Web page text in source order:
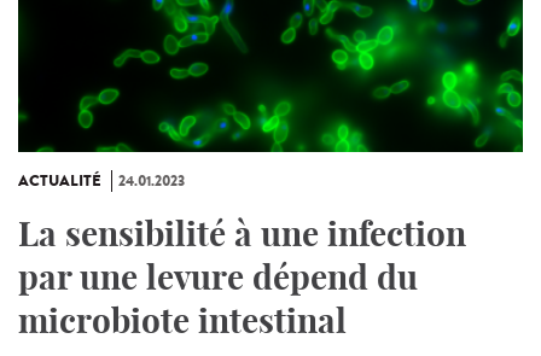
ACTUALITÉ 24.01.2023
La sensibilité à une infection
par une levure dépend du
microbiote intestinal